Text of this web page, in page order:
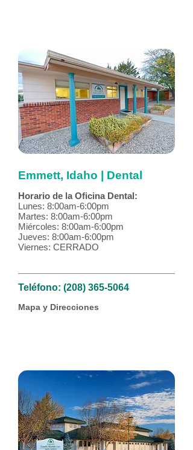
Emmett, Idaho | Dental
Horario de la Oficina Dental:
Lunes: 8:00am-6:00pm
Martes: 8:00am-6:00pm
Miércoles: 8:00am-6:00pm
Jueves: 8:00am-6:00pm
Viernes: CERRADO
Teléfono: (208) 365-5064
Mapa y Direcciones